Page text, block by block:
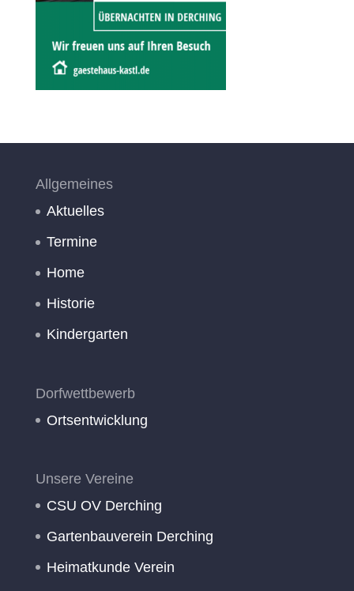
Allgemeines
Aktuelles
Termine
Home
Historie
Kindergarten
Dorfwettbewerb
Ortsentwicklung
Unsere Vereine
CSU OV Derching
Gartenbauverein Derching
Heimatkunde Verein